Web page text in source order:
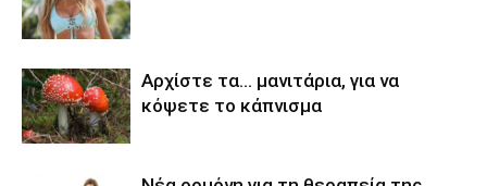
Αρχίστε τα… μανιτάρια, για να
κόψετε το κάπνισμα